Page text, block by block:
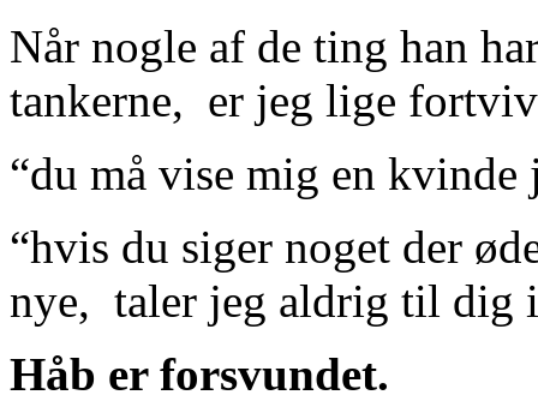
Når nogle af de ting han
tankerne, er jeg lige
“du må vise mig en kvinde
“hvis du siger noget der
nye, taler jeg aldrig til dig
Håb er forsvundet.